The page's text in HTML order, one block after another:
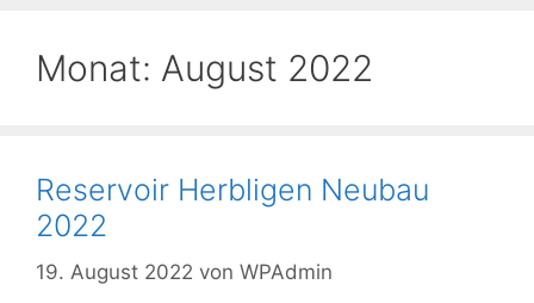
Monat: August 2022
Reservoir Herbligen Neubau
2022
19. August 2022 von WPAdmin